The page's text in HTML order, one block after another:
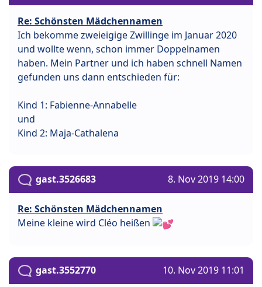
Re: Schönsten Mädchennamen
Ich bekomme zweieigige Zwillinge im Januar 2020
und wollte wenn, schon immer Doppelnamen
haben. Mein Partner und ich haben schnell Namen
gefunden uns dann entschieden für:
Kind 1: Fabienne-Annabelle
und
Kind 2: Maja-Cathalena
gast.3526683 8. Nov 2019 14:00
Re: Schönsten Mädchennamen
Meine kleine wird Cléo heißen
gast.3552770 10. Nov 2019 11:01